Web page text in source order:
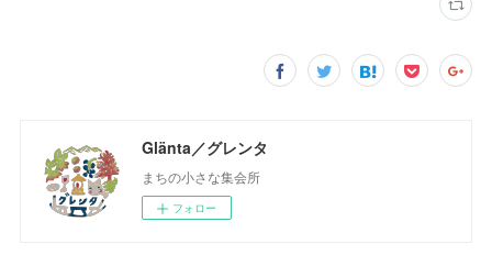
Glänta／グレンタ
まちの小さな集会所
フォロー